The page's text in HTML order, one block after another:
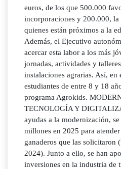
euros, de los que 500.000
incorporaciones y 200.000, la
quienes están próximos a la
Además, el Ejecutivo
acercar esta labor a los más
jornadas, actividades y
instalaciones agrarias. Así, en
estudiantes de entre 8 y 18
programa Agrokids.
TECNOLOGÍA Y
ayudas a la modernización,
millones en 2025 para
ganaderos que las solicitaron
2024). Junto a ello, se han
inversiones en la industria de